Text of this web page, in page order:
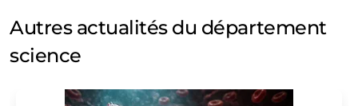
Autres actualités du département
science